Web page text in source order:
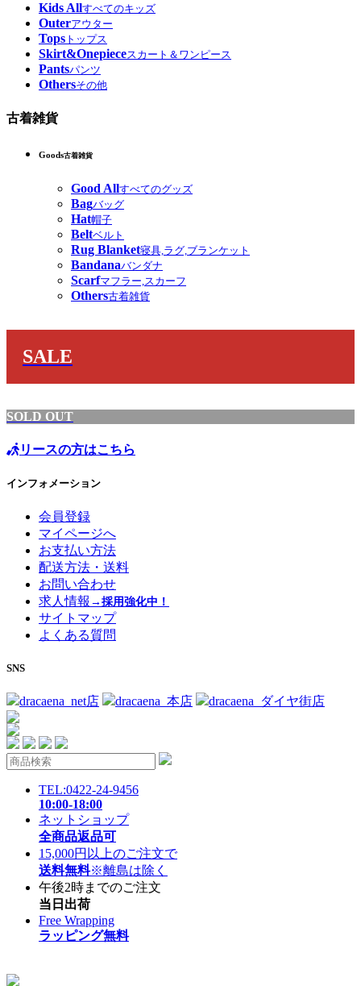
Kids Allすべてのキッズ
Outerアウター
Tops トップス
Skirt&Onepieceスカート＆ワンピース
Pantsパンツ
Othersその他
古着雑貨
Goods古着雑貨
Good Allすべてのグッズ
Bagバッグ
Hat帽子
Beltベルト
Rug Blanket寝具,ラグ,ブランケット
Bandanaバンダナ
Scarfマフラー,スカーフ
Others古着雑貨
SALE
SOLD OUT
リースの方はこちら
インフォメーション
会員登録
マイページへ
お支払い方法
配送方法・送料
お問い合わせ
求人情報 →採用強化中！
サイトマップ
よくある質問
SNS
dracaena_net店 dracaena_本店 dracaena_ダイヤ街店
TEL:0422-24-9456
10:00-18:00
ネットショップ
全商品返品可
15,000円以上のご注文で
送料無料※離島は除く
午後2時までのご注文
当日出荷
Free Wrapping
ラッピング無料